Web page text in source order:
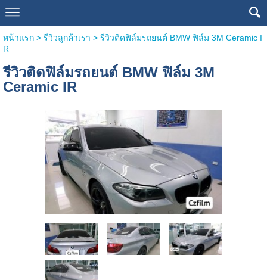
หน้าแรก> รีวิวลูกค้าเรา > รีวิวติดฟิล์มรถยนต์ BMW ฟิล์ม 3M Ceramic I
R
รีวิวติดฟิล์มรถยนต์ BMW ฟิล์ม 3M
Ceramic IR